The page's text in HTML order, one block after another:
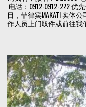
电话：0912-0912-222 优
目，菲律宾MAKATI 实体
作人员上门取件或前往我